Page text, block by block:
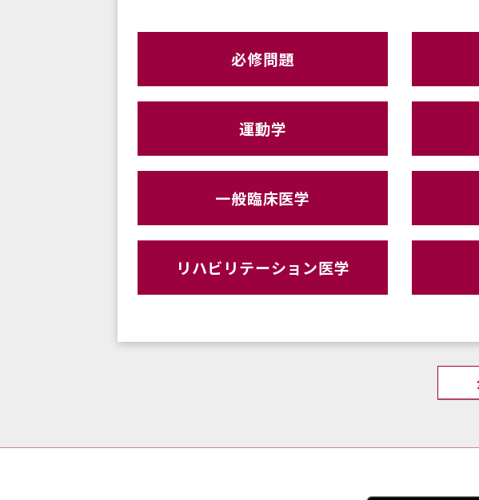
必修問題
運動学
一般臨床医学
リハビリテーション医学